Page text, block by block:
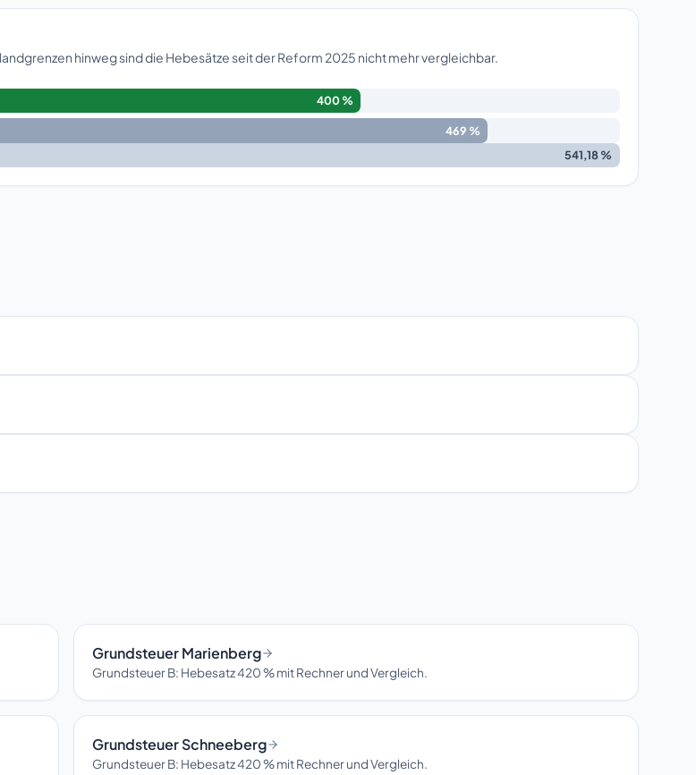
hinweg sind die Hebesätze seit der Reform 2025 nicht mehr vergleichbar.
400 %
469 %
541,18 %
Grundsteuer Marienberg
Grundsteuer B: Hebesatz 420 % mit Rechner und Vergleich.
Grundsteuer Schneeberg
Grundsteuer B: Hebesatz 420 % mit Rechner und Vergleich.